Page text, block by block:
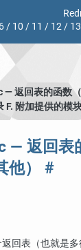
/ 10 / 11 / 12/ 13
— 返回表的函数（
F. 附加提供的模
— 返回表
他） #
回表（也就是